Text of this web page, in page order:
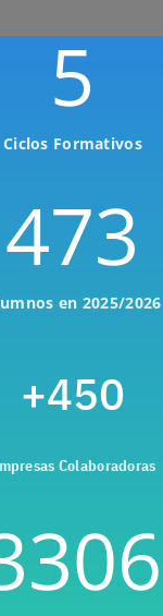
5
Ciclos Formativos
473
en 2025/2026
+450
Colaboradoras